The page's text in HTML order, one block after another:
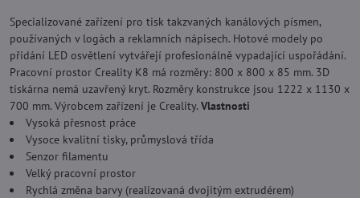
Specializované zařízení pro tisk takzvaných kanálových písmen,
používaných v logách a reklamních nápisech. Hotové modely po
přidání LED osvětlení vytvářejí profesionálně vypadající uspořádání.
Pracovní prostor Creality K8 má rozměry: 800 x 800 x 85 mm. 3D
tiskárna nemá uzavřený kryt. Rozměry konstrukce jsou 1222 x 1130 x
700 mm. Výrobcem zařízení je Creality. Vlastnosti
Vysoká přesnost práce
Vysoce kvalitní tisky, průmyslová třída
Senzor filamentu
Velký pracovní prostor
Rychlá změna barvy (realizovaná dvojitým extrudérem)